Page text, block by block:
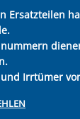
Ersatzteilen
Irrtümer